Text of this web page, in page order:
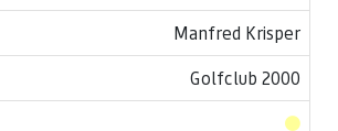
Manfred Krisper
Golfclub 2000